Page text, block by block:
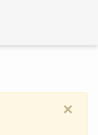
×